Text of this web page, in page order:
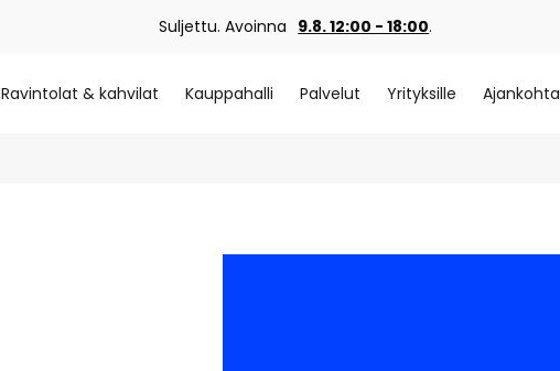
Suljettu. Avoinna 9.8. 12:00 - 18:00.
Ravintolat & kahvilat Kauppahalli Palvelut Yrityksille